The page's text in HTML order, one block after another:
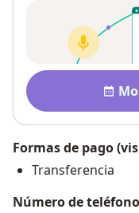
Disponibilidad
Formas de pago
Transferencia
Número de teléfono